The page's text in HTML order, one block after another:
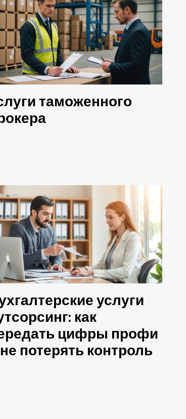
таможенного
услуги
как
цифры профи
потерять контроль